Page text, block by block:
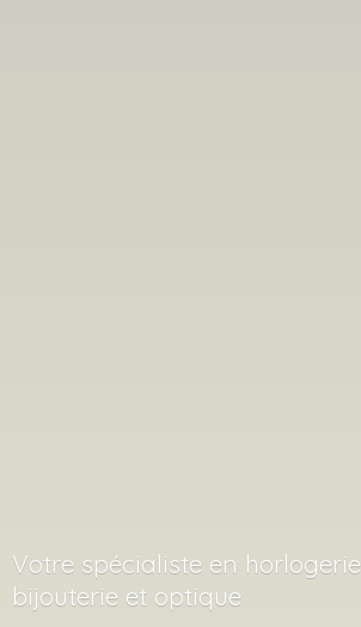
Votre spécialiste en horlogerie,
bijouterie et optique